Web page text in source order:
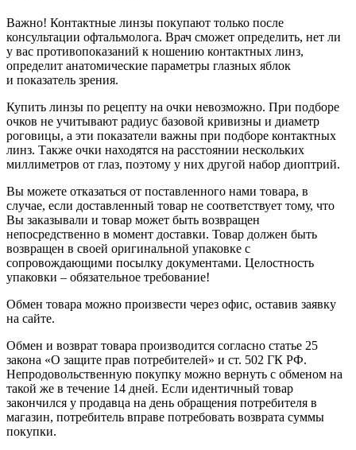
Важно! Контактные линзы покупают только после
консультации офтальмолога. Врач сможет определить, нет ли
у вас противопоказаний к ношению контактных линз,
определит анатомические параметры глазных яблок
и показатель зрения.
Купить линзы по рецепту на очки невозможно. При подборе
очков не учитывают радиус базовой кривизны и диаметр
роговицы, а эти показатели важны при подборе контактных
линз. Также очки находятся на расстоянии нескольких
миллиметров от глаз, поэтому у них другой набор диоптрий.
Вы можете отказаться от поставленного нами товара, в
случае, если доставленный товар не соответствует тому, что
Вы заказывали и товар может быть возвращен
непосредственно в момент доставки. Товар должен быть
возвращен в своей оригинальной упаковке с
сопровождающими посылку документами. Целостность
упаковки – обязательное требование!
Обмен товара можно произвести через офис, оставив заявку
на сайте.
Обмен и возврат товара производится согласно статье 25
закона «О защите прав потребителей» и ст. 502 ГК РФ.
Непродовольственную покупку можно вернуть с обменом на
такой же в течение 14 дней. Если идентичный товар
закончился у продавца на день обращения потребителя в
магазин, потребитель вправе потребовать возврата суммы
покупки.